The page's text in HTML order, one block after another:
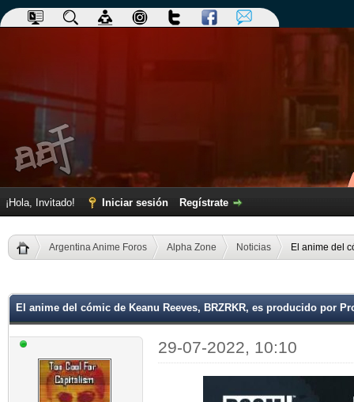
¡Hola, Invitado! Iniciar sesión Regístrate
Argentina Anime Foros Alpha Zone Noticias El anime del
El anime del cómic de Keanu Reeves, BRZRKR, es producido por
29-07-2022, 10:10